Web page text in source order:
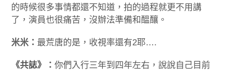
的時候很多事情都還不知道，拍的過程就更不用講
了，演員也很痛苦，沒辦法準備和醞釀。
米米： 最荒唐的是，收視率還有2耶….
《共誌》：你們入行三年到四年左右，說說自己目前